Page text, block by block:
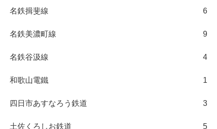
名鉄揖斐線 6
名鉄美濃町線 9
名鉄谷汲線 4
和歌山電鐵 1
四日市あすなろう鉄道 3
土佐くろしお鉄道 5